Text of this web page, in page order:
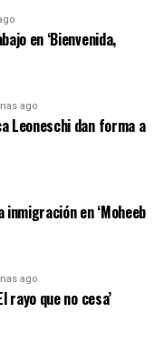
en ‘Bienvenida,
ago
Leoneschi dan forma a
en ‘Moheeb
ago
rayo que no cesa’